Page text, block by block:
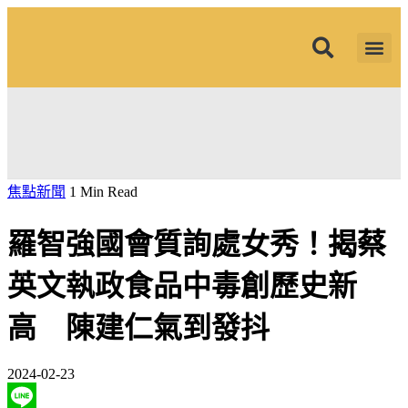
焦點新聞 1 Min Read
羅智強國會質詢處女秀！揭蔡
英文執政食品中毒創歷史新
高 陳建仁氣到發抖
2024-02-23